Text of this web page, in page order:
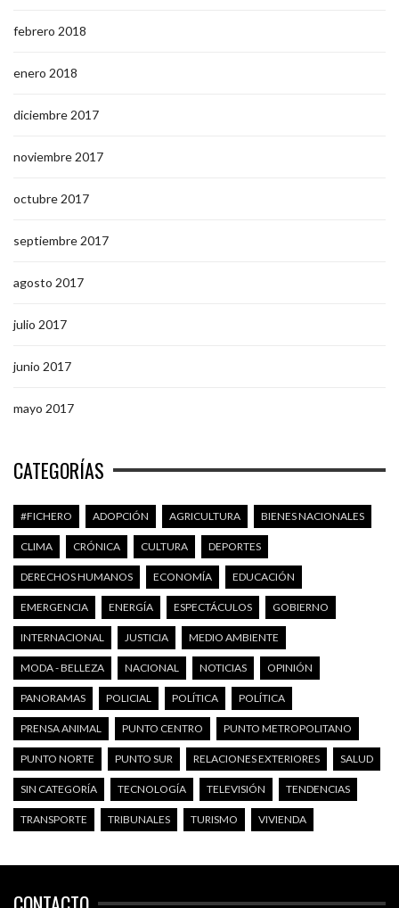
febrero 2018
enero 2018
diciembre 2017
noviembre 2017
octubre 2017
septiembre 2017
agosto 2017
julio 2017
junio 2017
mayo 2017
CATEGORÍAS
#FICHERO ADOPCIÓN AGRICULTURA BIENES NACIONALES
CLIMA CRÓNICA CULTURA DEPORTES
DERECHOS HUMANOS ECONOMÍA EDUCACIÓN
EMERGENCIA ENERGÍA ESPECTÁCULOS GOBIERNO
INTERNACIONAL JUSTICIA MEDIO AMBIENTE
MODA - BELLEZA NACIONAL NOTICIAS OPINIÓN
PANORAMAS POLICIAL POLÍTICA POLÍTICA
PRENSA ANIMAL PUNTO CENTRO PUNTO METROPOLITANO
PUNTO NORTE PUNTO SUR RELACIONES EXTERIORES SALUD
SIN CATEGORÍA TECNOLOGÍA TELEVISIÓN TENDENCIAS
TRANSPORTE TRIBUNALES TURISMO VIVIENDA